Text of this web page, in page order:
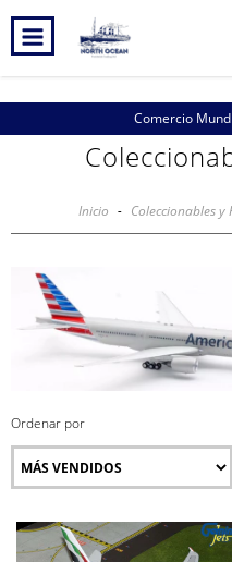
Comercio
Inicio - Coleccionables y
Ordenar por